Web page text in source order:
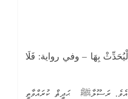
بِهَا – وفي رواية: فَلَا
ރަސޫލާﷺ ޙަދީޘް ކުރައްވާތީ